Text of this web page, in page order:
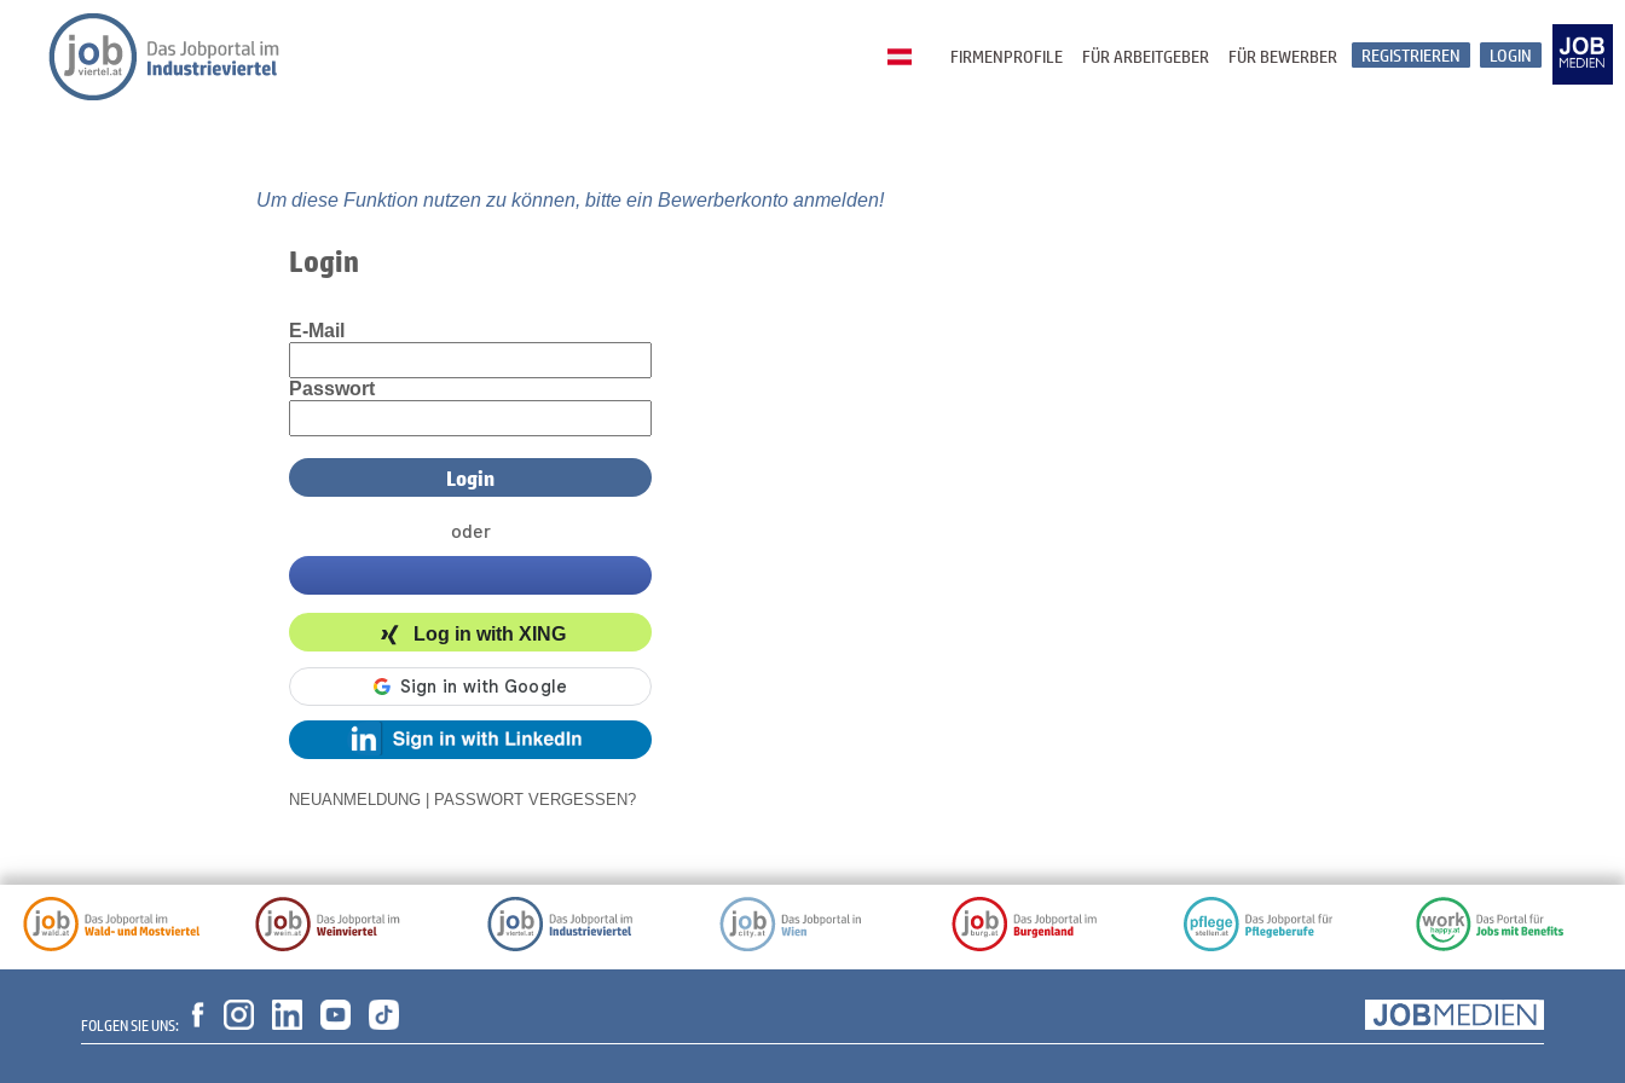
LOGIN
REGISTRIEREN
FÜR BEWERBER
FÜR ARBEITGEBER
FIRMENPROFILE
Um diese Funktion nutzen zu können, bitte ein Bewerberkonto anmelden!
Login
E-Mail
Passwort
oder
Log in with XING
NEUANMELDUNG PASSWORT VERGESSEN?
FOLGEN SIE UNS: